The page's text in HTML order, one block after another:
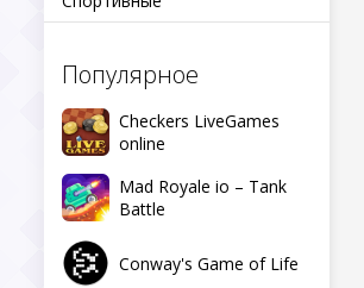
Популярное
Checkers LiveGames
online
Mad Royale io – Tank
Battle
Conway's Game of Life